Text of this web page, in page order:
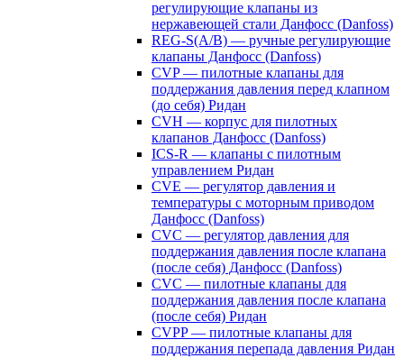
регулирующие клапаны из
нержавеющей стали Данфосс (Danfoss)
REG-S(A/B) — ручные регулирующие
клапаны Данфосс (Danfoss)
CVP — пилотные клапаны для
поддержания давления перед клапном
(до себя) Ридан
CVH — корпус для пилотных
клапанов Данфосс (Danfoss)
ICS-R — клапаны с пилотным
управлением Ридан
CVE — регулятор давления и
температуры с моторным приводом
Данфосс (Danfoss)
CVС — регулятор давления для
поддержания давления после клапана
(после себя) Данфосс (Danfoss)
CVС — пилотные клапаны для
поддержания давления после клапана
(после себя) Ридан
CVPP — пилотные клапаны для
поддержания перепада давления Ридан